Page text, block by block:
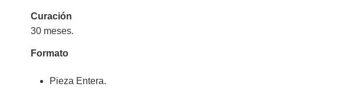
Curación
30 meses.
Formato
Pieza Entera.